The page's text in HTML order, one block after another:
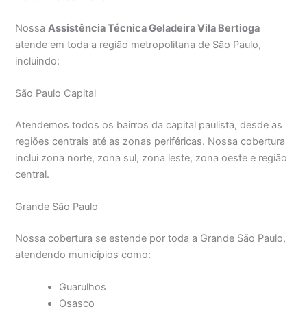
NossaAssistência Técnica Geladeira Vila Bertioga
atende em toda a região metropolitana de São Paulo,
incluindo:
São Paulo Capital
Atendemos todos os bairros da capital paulista, desde as
regiões centrais até as zonas periféricas. Nossa cobertura
inclui zona norte, zona sul, zona leste, zona oeste e região
central.
Grande São Paulo
Nossa cobertura se estende por toda a Grande São Paulo,
atendendo municípios como:
Guarulhos
Osasco